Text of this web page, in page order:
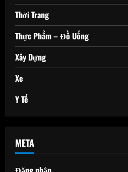
Thời Trang
Thực Phẩm – Đồ Uống
Xây Dựng
Xe
Y Tế
META